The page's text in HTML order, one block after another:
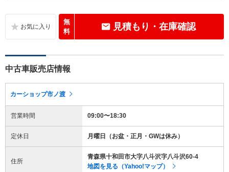
無
料
見積もり・在庫確認
中古車販売店情報
カーショップ市ノ渡
営業時間 09:00〜18:30
定休日 月曜日（お盆・正月・GWは休み）
住所
青森県十和田市大字八斗沢字八斗沢60-4
地図を見る（Yahoo!マップ）